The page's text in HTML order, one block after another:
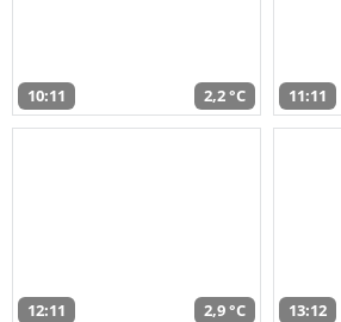
10:11 2,2 °C 11:11
12:11 2,9 °C 13:12